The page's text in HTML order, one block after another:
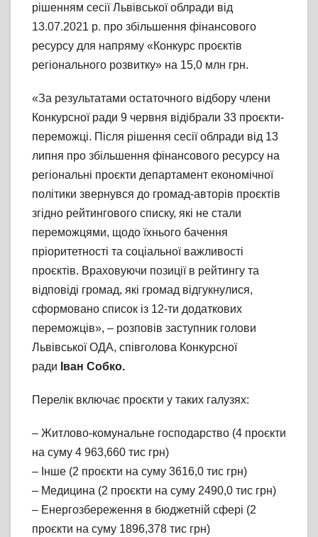
рішенням сесії Львівської облради від
13.07.2021 р. про збільшення фінансового
ресурсу для напряму «Конкурс проєктів
регіонального розвитку» на 15,0 млн грн.
«За результатами остаточного відбору члени
Конкурсної ради 9 червня відібрали 33 проєкти-
переможці. Після рішення сесії облради від 13
липня про збільшення фінансового ресурсу на
регіональні проєкти департамент економічної
політики звернувся до громад-авторів проєктів
згідно рейтингового списку, які не стали
переможцями, щодо їхнього бачення
пріоритетності та соціальної важливості
проєктів. Враховуючи позиції в рейтингу та
відповіді громад, які громад відгукнулися,
сформовано список із 12-ти додаткових
переможців», – розповів заступник голови
Львівської ОДА, співголова Конкурсної
ради Іван Собко.
Перелік включає проєкти у таких галузях:
– Житлово-комунальне господарство (4 проєкти
на суму 4 963,660 тис грн)
– Інше (2 проєкти на суму 3616,0 тис грн)
– Медицина (2 проєкти на суму 2490,0 тис грн)
– Енергозбереження в бюджетній сфері (2
проєкти на суму 1896,378 тис грн)